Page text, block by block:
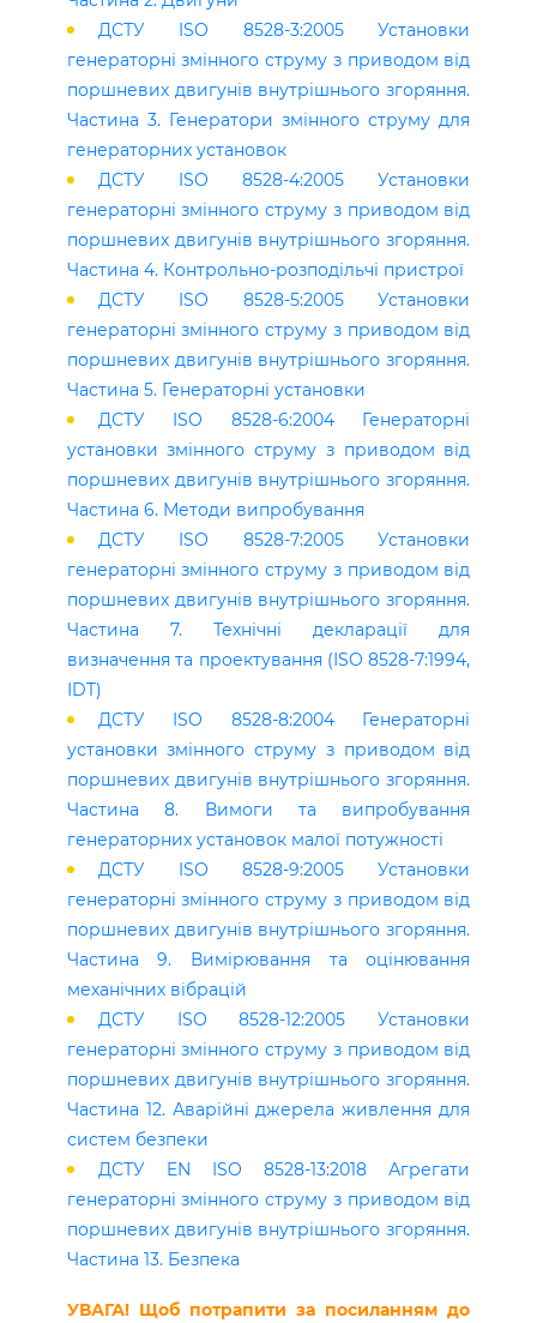
ДСТУ ISO 8528-3:2005 Установки
генераторні змінного струму з приводом від
поршневих двигунів внутрішнього згоряння.
Частина 3. Генератори змінного струму для
генераторних установок
ДСТУ ISO 8528-4:2005 Установки
генераторні змінного струму з приводом від
поршневих двигунів внутрішнього згоряння.
Частина 4. Контрольно-розподільчі пристрої
ДСТУ ISO 8528-5:2005 Установки
генераторні змінного струму з приводом від
поршневих двигунів внутрішнього згоряння.
Частина 5. Генераторні установки
ДСТУ ISO 8528-6:2004 Генераторні
установки змінного струму з приводом від
поршневих двигунів внутрішнього згоряння.
Частина 6. Методи випробування
ДСТУ ISO 8528-7:2005 Установки
генераторні змінного струму з приводом від
поршневих двигунів внутрішнього згоряння.
Частина 7. Технічні декларації для
визначення та проектування (ІSO 8528-7:1994,
ІDT)
ДСТУ ISO 8528-8:2004 Генераторні
установки змінного струму з приводом від
поршневих двигунів внутрішнього згоряння.
Частина 8. Вимоги та випробування
генераторних установок малої потужності
ДСТУ ISO 8528-9:2005 Установки
генераторні змінного струму з приводом від
поршневих двигунів внутрішнього згоряння.
Частина 9. Вимірювання та оцінювання
механічних вібрацій
ДСТУ ISO 8528-12:2005 Установки
генераторні змінного струму з приводом від
поршневих двигунів внутрішнього згоряння.
Частина 12. Аварійні джерела живлення для
систем безпеки
ДСТУ EN ISO 8528-13:2018 Агрегати
генераторні змінного струму з приводом від
поршневих двигунів внутрішнього згоряння.
Частина 13. Безпека
УВАГА! Щоб потрапити за посиланням до